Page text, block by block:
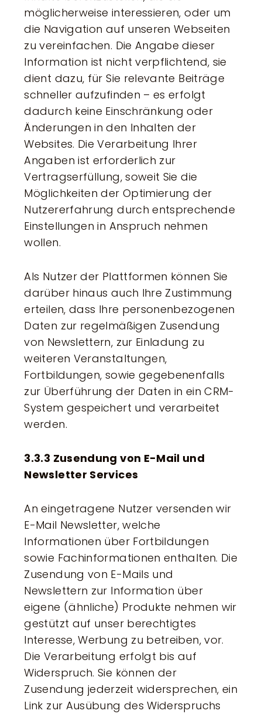
möglicherweise interessieren, oder um
die Navigation auf unseren Webseiten
zu vereinfachen. Die Angabe dieser
Information ist nicht verpflichtend, sie
dient dazu, für Sie relevante Beiträge
schneller aufzufinden – es erfolgt
dadurch keine Einschränkung oder
Änderungen in den Inhalten der
Websites. Die Verarbeitung Ihrer
Angaben ist erforderlich zur
Vertragserfüllung, soweit Sie die
Möglichkeiten der Optimierung der
Nutzererfahrung durch entsprechende
Einstellungen in Anspruch nehmen
wollen.
Als Nutzer der Plattformen können Sie
darüber hinaus auch Ihre Zustimmung
erteilen, dass Ihre personenbezogenen
Daten zur regelmäßigen Zusendung
von Newslettern, zur Einladung zu
weiteren Veranstaltungen,
Fortbildungen, sowie gegebenenfalls
zur Überführung der Daten in ein CRM-
System gespeichert und verarbeitet
werden.
3.3.3 Zusendung von E-Mail und
Newsletter Services
An eingetragene Nutzer versenden wir
E-Mail Newsletter, welche
Informationen über Fortbildungen
sowie Fachinformationen enthalten. Die
Zusendung von E-Mails und
Newslettern zur Information über
eigene (ähnliche) Produkte nehmen wir
gestützt auf unser berechtigtes
Interesse, Werbung zu betreiben, vor.
Die Verarbeitung erfolgt bis auf
Widerspruch. Sie können der
Zusendung jederzeit widersprechen, ein
Link zur Ausübung des Widerspruchs